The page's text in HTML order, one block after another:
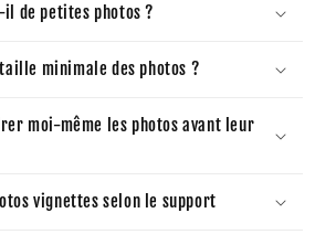
il de petites photos ?
minimale des photos ?
moi-même les photos avant leur
vignettes selon le support